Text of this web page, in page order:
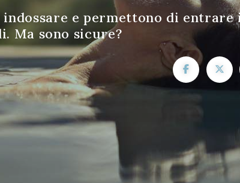
e permettono di entrare
Ma sono sicure?